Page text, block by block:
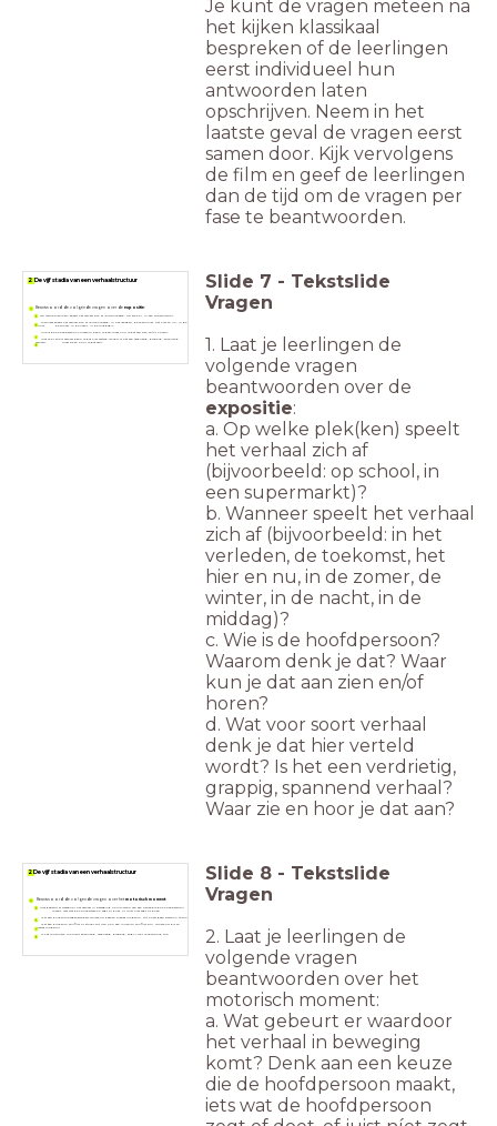
Je kunt de vragen meteen na
het kijken klassikaal
bespreken of de leerlingen
eerst individueel hun
antwoorden laten
opschrijven. Neem in het
laatste geval de vragen eerst
samen door. Kijk vervolgens
de film en geef de leerlingen
dan de tijd om de vragen per
fase te beantwoorden.
Beantwoord de volgende vragen over de expositie:
Op welke plek(ken) speelt het verhaal zich af (bijvoorbeeld: op school, in een supermarkt)?
Wanneer speelt het verhaal zich af (bijvoorbeeld: in het verleden, de toekomst, het hier en nu, in de
zomer, de winter, in de nacht, in de middag)?
Wie is de hoofdpersoon? Waarom denk je dat? Waar kun je dat aan zien en/of horen?
Wat voor soort verhaal denk je dat hier verteld wordt? Is het een verdrietig, grappig, spannend
verhaal? Waar zie en hoor je dat aan?
2 De vijf stadia van een verhaalstructuur Slide 7 - Tekstslide
Vragen
1. Laat je leerlingen de
volgende vragen
beantwoorden over de
expositie:
a. Op welke plek(ken) speelt
het verhaal zich af
(bijvoorbeeld: op school, in
een supermarkt)?
b. Wanneer speelt het verhaal
zich af (bijvoorbeeld: in het
verleden, de toekomst, het
hier en nu, in de zomer, de
winter, in de nacht, in de
middag)?
c. Wie is de hoofdpersoon?
Waarom denk je dat? Waar
kun je dat aan zien en/of
horen?
d. Wat voor soort verhaal
denk je dat hier verteld
wordt? Is het een verdrietig,
grappig, spannend verhaal?
Waar zie en hoor je dat aan?
Beantwoord de volgende vragen over het motorisch moment:
Wat gebeurt er waardoor het verhaal in beweging komt? Denk aan een keuze die de hoofdpersoon
maakt, iets wat de hoofdpersoon zegt of doet, of juist níet zegt of doet!
Is er een duidelijke tegenstander? Omschrijf deze zo precies mogelijk. Dit hoeft geen persoon te zijn!
Is er een duidelijk conflict of strijd? Dit kan ook een innerlijk conflict zijn. Omschrijf dit zo
precies mogelijk.
Is het motorisch moment spannend, verdrietig, grappig, eng? Licht je antwoord toe.
2 De vijf stadia van een verhaalstructuur Slide 8 - Tekstslide
Vragen
2. Laat je leerlingen de
volgende vragen
beantwoorden over het
motorisch moment:
a. Wat gebeurt er waardoor
het verhaal in beweging
komt? Denk aan een keuze
die de hoofdpersoon maakt,
iets wat de hoofdpersoon